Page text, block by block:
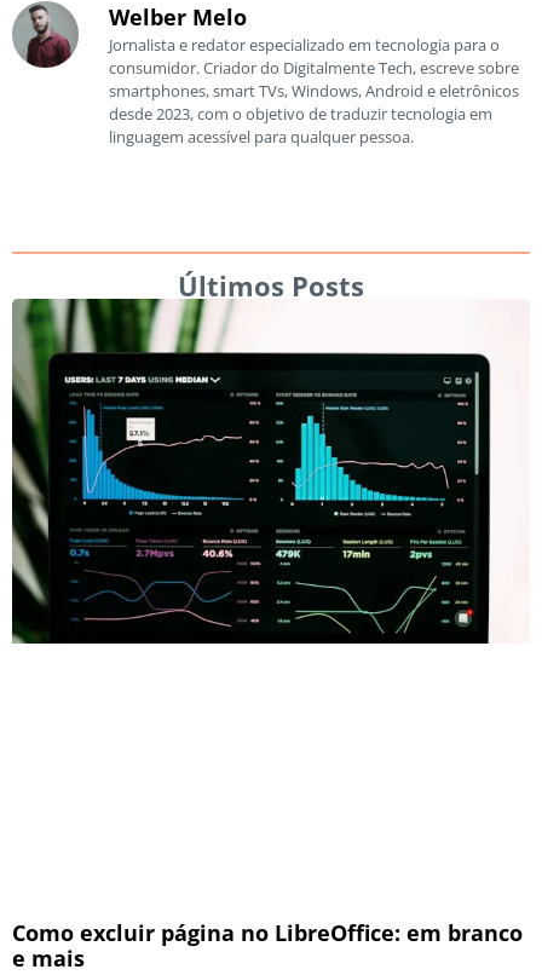
Welber Melo
Jornalista e redator especializado em tecnologia para o
consumidor. Criador do Digitalmente Tech, escreve sobre
smartphones, smart TVs, Windows, Android e eletrônicos
desde 2023, com o objetivo de traduzir tecnologia em
linguagem acessível para qualquer pessoa.
Últimos Posts
Como excluir página no LibreOffice: em branco
e mais